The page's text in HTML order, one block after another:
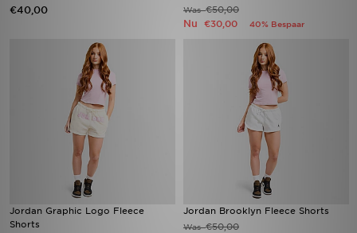
€40,00 Was€50,00
Nu €30,00 40% Bespaar
Jordan Graphic Logo Fleece
Shorts
Jordan Brooklyn Fleece Shorts
Was€50,00